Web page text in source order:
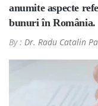
anumite aspecte
bunuri în România.
By : Dr. Radu Catalin